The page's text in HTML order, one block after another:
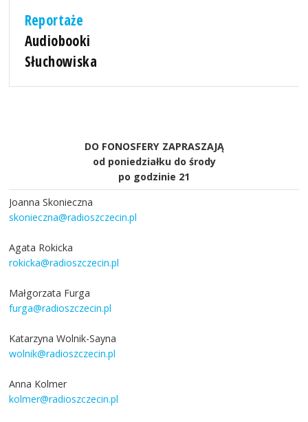
Reportaże
Audiobooki
Słuchowiska
DO FONOSFERY ZAPRASZAJĄ
od poniedziałku do środy
po godzinie 21
Joanna Skonieczna
skonieczna@radioszczecin.pl
Agata Rokicka
rokicka@radioszczecin.pl
Małgorzata Furga
furga@radioszczecin.pl
Katarzyna Wolnik-Sayna
wolnik@radioszczecin.pl
Anna Kolmer
kolmer@radioszczecin.pl